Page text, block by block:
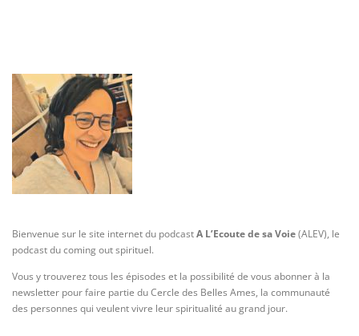
t
i
o
n
d
e
a
r
t
i
c
Bienvenue sur le site internet du podcastA L’Ecoute de sa Voie(ALEV), le
podcast du coming out spirituel.
Vous y trouverez tous les épisodes et la possibilité de vous abonner à la
newsletter pour faire partie du Cercle des Belles Ames, la communauté
des personnes qui veulent vivre leur spiritualité au grand jour.